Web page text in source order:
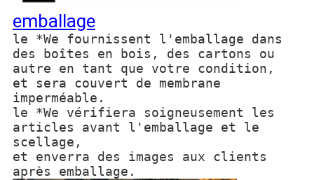
emballage
le *We fournissent l'emballage dans
des boîtes en bois, des cartons ou
autre en tant que votre condition,
et sera couvert de membrane
imperméable.
le *We vérifiera soigneusement les
articles avant l'emballage et le
scellage,
et enverra des images aux clients
après emballage.